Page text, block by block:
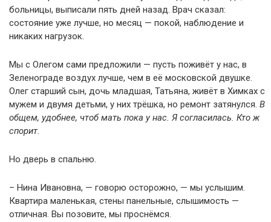
больницы, выписали пять дней назад. Врач сказал:
состояние уже лучше, но месяц — покой, наблюдение и
никаких нагрузок.
Мы с Олегом сами предложили — пусть поживёт у нас, в
Зеленограде воздух лучше, чем в её московской двушке.
Олег старший сын, дочь младшая, Татьяна, живёт в Химках с
мужем и двумя детьми, у них трёшка, но ремонт затянулся. В
общем, удобнее, чтоб мать пока у нас. Я согласилась. Кто ж
спорит.
Но дверь в спальню.
– Нина Ивановна, — говорю осторожно, — мы услышим.
Квартира маленькая, стены панельные, слышимость —
отличная. Вы позовите, мы проснёмся.